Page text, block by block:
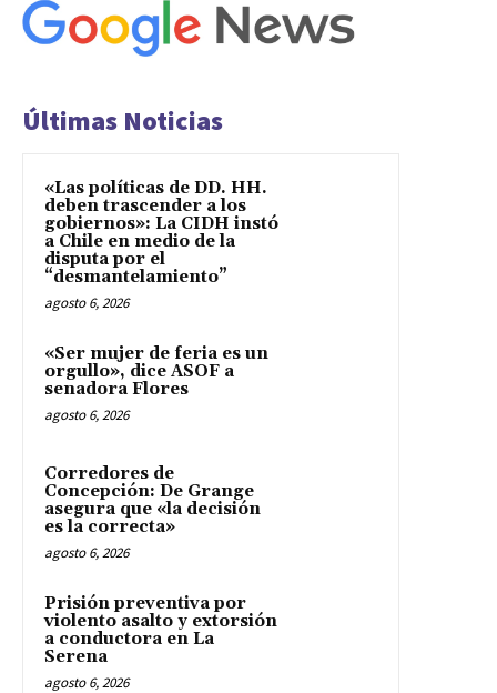
Últimas Noticias
«Las políticas de DD. HH.
deben trascender a los
gobiernos»: La CIDH instó
a Chile en medio de la
disputa por el
“desmantelamiento”
agosto 6, 2026
«Ser mujer de feria es un
orgullo», dice ASOF a
senadora Flores
agosto 6, 2026
Corredores de
Concepción: De Grange
asegura que «la decisión
es la correcta»
agosto 6, 2026
Prisión preventiva por
violento asalto y extorsión
a conductora en La
Serena
agosto 6, 2026